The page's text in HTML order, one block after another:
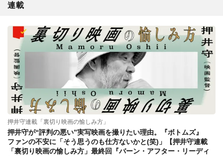
連載
押井守連載「裏切り映画の愉しみ方」
押井守が“評判の悪い”実写映画を撮りたい理由。『ボトムズ』
ファンの不安に「そう思うのも仕方ないかと(笑)」【押井守連載
「裏切り映画の愉しみ方」最終回『バーン・アフター・リーディ